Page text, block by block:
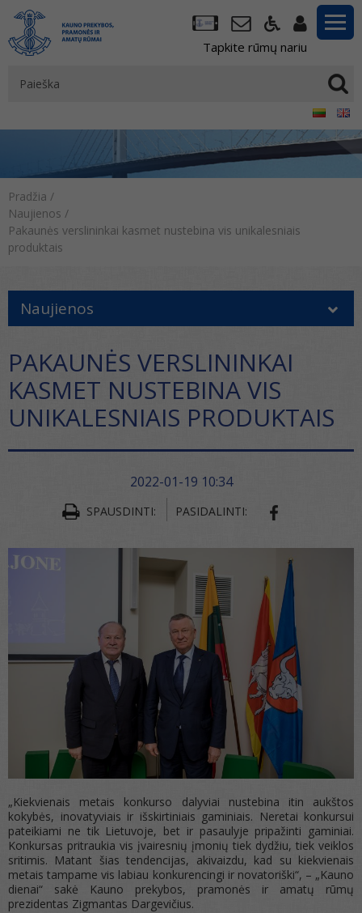
Tapkite rūmų nariu
Pradžia /
Naujienos /
Pakaunės verslininkai kasmet nustebina vis unikalesniais
produktais
Naujienos
PAKAUNĖS VERSLININKAI
KASMET NUSTEBINA VIS
UNIKALESNIAIS PRODUKTAIS
2022-01-19 10:34
SPAUSDINTI: PASIDALINTI:
„Kiekvienais metais konkurso dalyviai nustebina itin aukštos
kokybės, inovatyviais ir išskirtiniais gaminiais. Neretai konkursui
pateikiami ne tik Lietuvoje, bet ir pasaulyje pripažinti gaminiai.
Konkursas pritraukia vis įvairesnių įmonių tiek dydžiu, tiek veiklos
sritimis. Matant šias tendencijas, akivaizdu, kad su kiekvienais
metais tampame vis labiau konkurencingi ir novatoriški“, – „Kauno
dienai“ sakė Kauno prekybos, pramonės ir amatų rūmų
prezidentas Zigmantas Dargevičius.